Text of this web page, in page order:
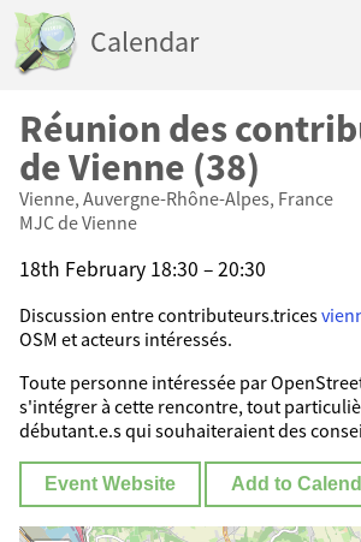
Calendar
Réunion des
de Vienne (38)
Vienne, Auvergne-Rhône-Alpes, France
MJC de Vienne
18th February 18:30 – 20:30
Discussion entre contributeurs.trices
OSM et acteurs intéressés.
Toute personne intéressée par
s'intégrer à cette rencontre, tout
débutant.e.s qui souhaiteraient des
Event Website Add to